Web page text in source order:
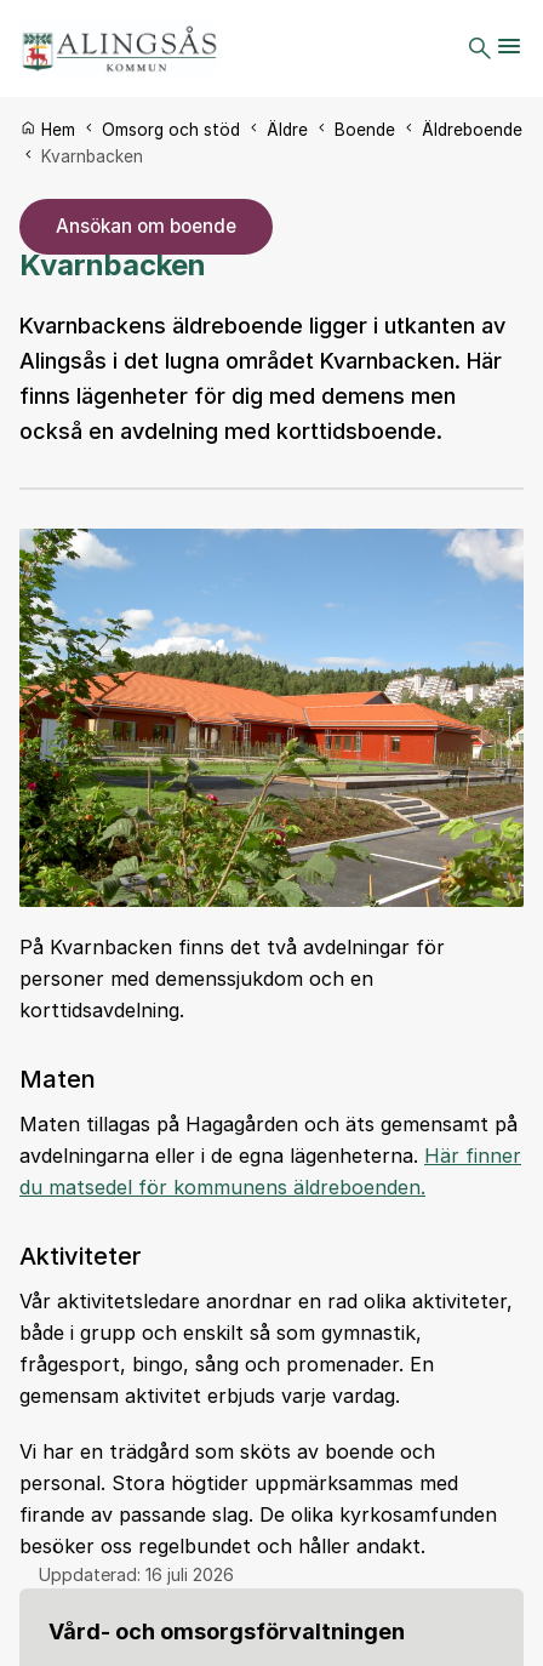
Du är här:
Hem Omsorg och stöd Äldre Boende
Äldreboende
Kvarnbacken
Ansökan om boende
Kvarnbacken
Kvarnbackens äldreboende ligger i utkanten av
Alingsås i det lugna området Kvarnbacken. Här
finns lägenheter för dig med demens men
också en avdelning med korttidsboende.
På Kvarnbacken finns det två avdelningar för
personer med demenssjukdom och en
korttidsavdelning.
Maten
Maten tillagas på Hagagården och äts gemensamt på
avdelningarna eller i de egna lägenheterna. Här finner
du matsedel för kommunens äldreboenden.
Aktiviteter
Vår aktivitetsledare anordnar en rad olika aktiviteter,
både i grupp och enskilt så som gymnastik,
frågesport, bingo, sång och promenader. En
gemensam aktivitet erbjuds varje vardag.
Vi har en trädgård som sköts av boende och
personal. Stora högtider uppmärksammas med
firande av passande slag. De olika kyrkosamfunden
besöker oss regelbundet och håller andakt.
Uppdaterad: 16 juli 2026
Vård- och omsorgsförvaltningen